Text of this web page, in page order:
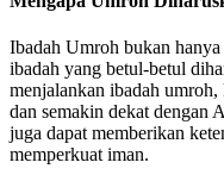
Ibadah Umroh bukan
ibadah yang betul-betul
menjalankan ibadah umroh,
dan semakin dekat dengan
juga dapat memberikan
memperkuat iman.